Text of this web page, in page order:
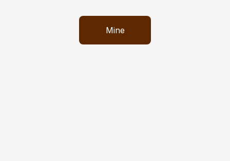
Mine